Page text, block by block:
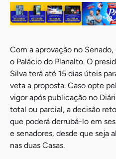
Com a aprovação no
o Palácio do Planalto. O
Silva terá até 15 dias úteis
veta a proposta. Caso opte
vigor após publicação no
total ou parcial, a decisão
que poderá derrubá-lo em
e senadores, desde que seja
nas duas Casas.